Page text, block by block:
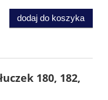
dodaj do koszyka
180, 182,